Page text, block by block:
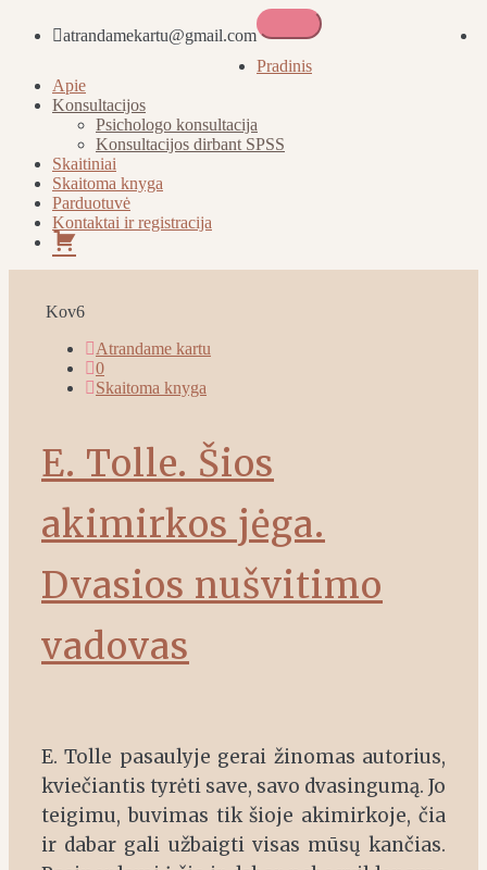
atrandamekartu@gmail.com
Atrandame kartu
Pradinis
Apie
Konsultacijos
Psichologo konsultacija
Konsultacijos dirbant SPSS
Skaitiniai
Skaitoma knyga
Parduotuvė
Kontaktai ir registracija
Pirkinių
krepšelis
Kov6
Atrandame kartu
0
Skaitoma knyga
E. Tolle. Šios
akimirkos jėga.
Dvasios nušvitimo
vadovas
E. Tolle pasaulyje gerai žinomas autorius,
kviečiantis tyrėti save, savo dvasingumą. Jo
teigimu, buvimas tik šioje akimirkoje, čia
ir dabar gali užbaigti visas mūsų kančias.